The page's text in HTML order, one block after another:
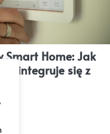
Smart Home: Jak
integruje się z